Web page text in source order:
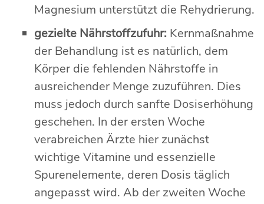
Magnesium unterstützt die Rehydrierung.
gezielte Nährstoffzufuhr: Kernmaßnahme
der Behandlung ist es natürlich, dem
Körper die fehlenden Nährstoffe in
ausreichender Menge zuzuführen. Dies
muss jedoch durch sanfte Dosiserhöhung
geschehen. In der ersten Woche
verabreichen Ärzte hier zunächst
wichtige Vitamine und essenzielle
Spurenelemente, deren Dosis täglich
angepasst wird. Ab der zweiten Woche